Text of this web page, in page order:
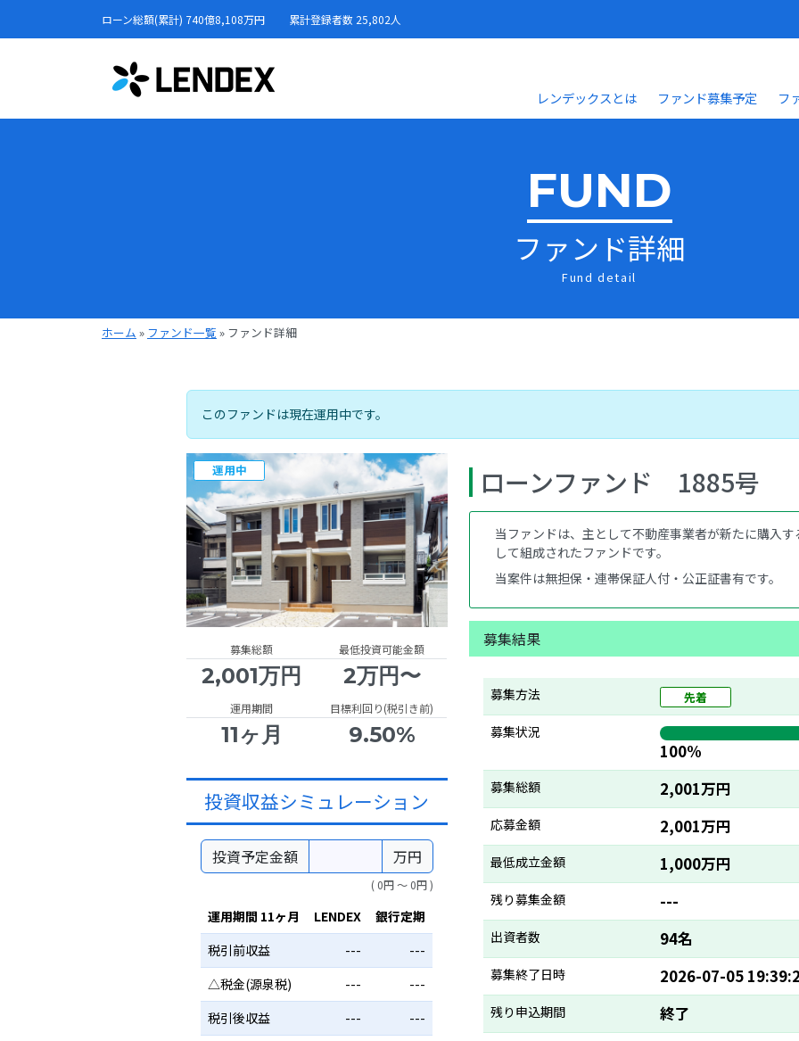
ローン総額(累計) 740億8,108万円 累計登録者数 25,802人
レンデックスとは ファンド募集予定 フ
FUND
ファンド詳細
Fund detail
ホーム » ファンド一覧 » ファンド詳細
このファンドは現在運用中です。
運用中
募集総額 最低投資可能金額
2,001万円 2万円〜
運用期間 目標利回り(税引き前)
11ヶ月 9.50%
投資収益シミュレーション
投資予定金額 万円
( 0円 〜 0円 )
運用期間 11ヶ月 LENDEX
銀行定期
税引前収益
---
---
△税金(源泉税)
---
---
税引後収益
---
---
ローンファンド 1885号
当ファンドは、主として不動産事業者が新たに購入
して組成されたファンドです。
当案件は無担保・連帯保証人付・公正証書有です。
募集結果
募集方法 先着
募集状況
100%
募集総額 2,001万円
応募金額 2,001万円
最低成立金額 1,000万円
残り募集金額 ---
出資者数 94名
募集終了日時 2026-07-05
残り申込期間 終了